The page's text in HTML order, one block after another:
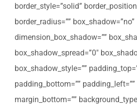
border_style=”solid”
border_radius=”” box_shadow=”no”
dimension_box_shadow=””
box_shadow_spread=”0″
box_shadow_style=””
padding_bottom=”” padding_left=””
margin_bottom=””